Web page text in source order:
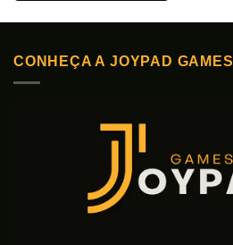
CONHEÇA A JOYPAD GAMES